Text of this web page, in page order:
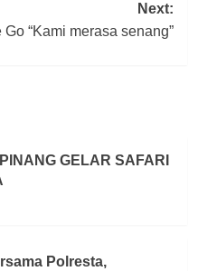
Next:
Go “Kami merasa senang”
GELAR SAFARI
Polresta,